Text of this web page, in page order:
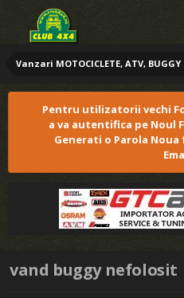
Vanzari MOTOCICLETE, ATV, BUGGY
Pentru utilizatorii vechi
a va autentifica pe Noul
Generati o Parola
vand buggy nefolosit